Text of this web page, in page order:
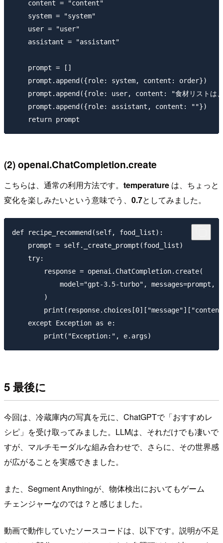
    content = "content"
    system = "system"
    user = "user"
    assistant = "assistant"
    prompt = []
    prompt.append({role: system, content: order})
prompt.append({role: user, content: "食材リストは
    prompt.append({role: assistant, content: ""})
(2) openai.ChatCompletion.create
こちらは、通常の利用方法です。 temperature は、ちょっと
変化を楽しみたいという意味でう、 0.7としてみました。
def recipe_recommend(self, food_list):
    prompt = self._create_prompt(food_list)
    try:
        response = openai.ChatCompletion.create(
model="gpt-3.5-turbo", messages=prompt,
        )
    except Exception as e:
5 最後に
今回は、冷蔵庫内の写真を元に、ChatGPTで「おすすめレ
シピ」を受け取ってみました。LLMは、それだけでも凄いで
すが、マルチモーダルな組み合わせで、さらに、その世界感
が広がることを実感できました。
また、Segment Anythingが、物体検出においてもゲーム
チェンジャーなのでは？と感じました。
動画で動作していたソースコードは、以下です。説明が不足